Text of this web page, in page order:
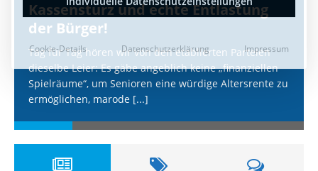
Kassensturz und echte Entlastung
der Bürger!
Tag für Tag hören wir von den etablierten Parteien
dieselbe Leier: Es gäbe angeblich keine „finanziellen
Spielräume“, um Senioren eine würdige Altersrente zu
ermöglichen, marode [...]